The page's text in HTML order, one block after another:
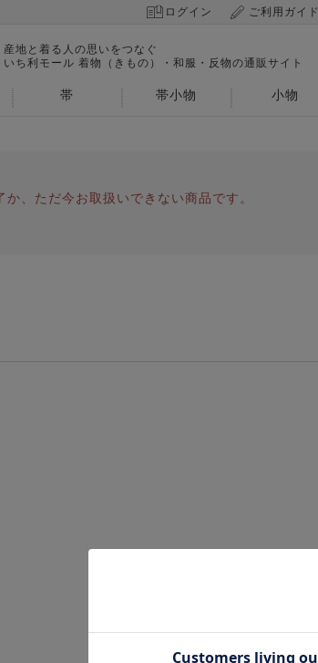
ログイン ご利用ガイド
産地と着る人の思いをつなぐ
いち利モール 着物（きもの）・和服・反物の通販サイト
帯 帯小物 小物
か、ただ今お取扱いできない商品です。